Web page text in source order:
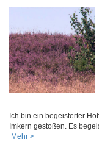
Ich bin ein begeisterter
Imkern gestoßen. Es
Mehr >